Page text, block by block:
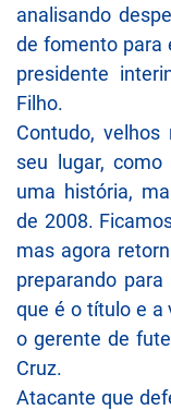
analisando
de fomento para
presidente
Filho.
Contudo,
seu lugar,
uma história,
de 2008.
mas agora
preparando
que é o título e a
o gerente de
Cruz.
Atacante que